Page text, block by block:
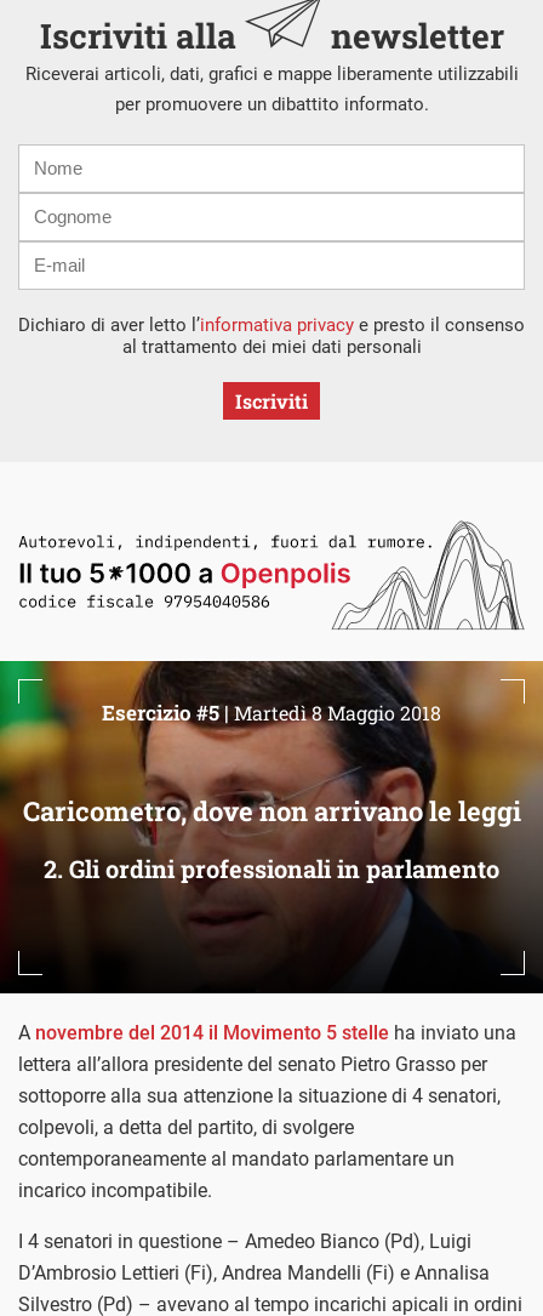
Iscriviti alla newsletter
Riceverai articoli, dati, grafici e mappe liberamente utilizzabili
per promuovere un dibattito informato.
mail
Dichiaro di aver letto l’informativa privacy e presto il consenso
al trattamento dei miei dati personali
Iscriviti
Caricometro, dove non arrivano le leggi
2. Gli ordini professionali in parlamento
Esercizio #5 |Martedì 8 Maggio 2018
A novembre del 2014 il Movimento 5 stelle ha inviato una
lettera all’allora presidente del senato Pietro Grasso per
sottoporre alla sua attenzione la situazione di 4 senatori,
colpevoli, a detta del partito, di svolgere
contemporaneamente al mandato parlamentare un
incarico incompatibile.
I 4 senatori in questione – Amedeo Bianco (Pd), Luigi
D’Ambrosio Lettieri (Fi), Andrea Mandelli (Fi) e Annalisa
Silvestro (Pd) – avevano al tempo incarichi apicali in ordini